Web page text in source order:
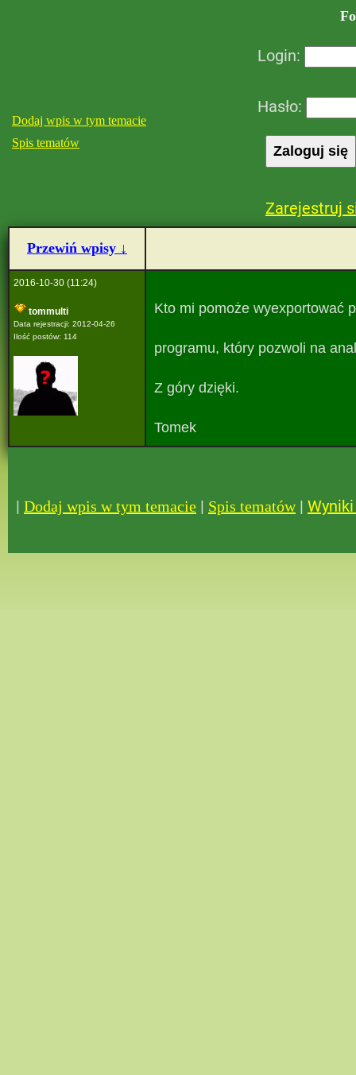
Dodaj wpis w tym temacie
Spis tematów
Login:
Hasło:
Zarejestruj
Przewiń wpisy ↓
2016-10-30 (11:24)
tommulti
Data rejestracji: 2012-04-26
Ilość postów: 114
Kto mi pomoże wyexportować
programu, który pozwoli na
Z góry dzięki.
Tomek
| Dodaj wpis w tym temacie | Spis tematów|